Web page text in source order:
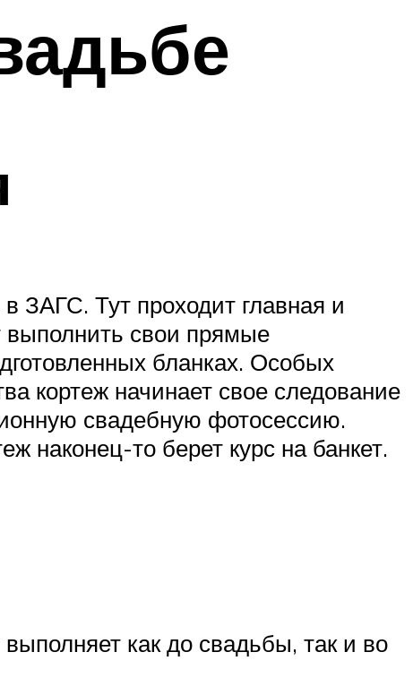
ЗАГС. Тут проходит главная и
выполнить свои прямые
бланках. Особых
кортеж начинает свое следование
свадебную фотосессию.
наконец-то берет курс на банкет.
как до свадьбы, так и во